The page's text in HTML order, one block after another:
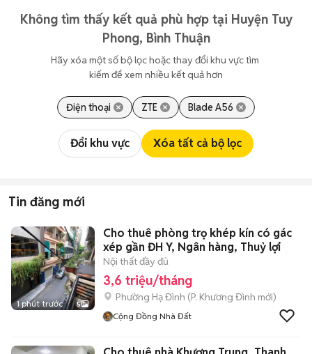
Không tìm thấy kết quả phù hợp tại Huyện Tuy
Phong, Bình Thuận
Hãy xóa một số bộ lọc hoặc thay đổi khu vực tìm
kiếm để xem nhiều kết quả hơn
Điện thoại ZTE Blade A56
Đổi khu vực Xóa tất cả bộ lọc
Tin đăng mới
1 phút trước 5
Cho thuê phòng trọ khép kín có gác
xép gần ĐH Y, Ngân hàng, Thuỷ lợi
Nội thất đầy đủ
3,6 triệu/tháng
Phường Hạ Đình (P. Khương Đình mới)
Cộng Đồng Nhà Đất